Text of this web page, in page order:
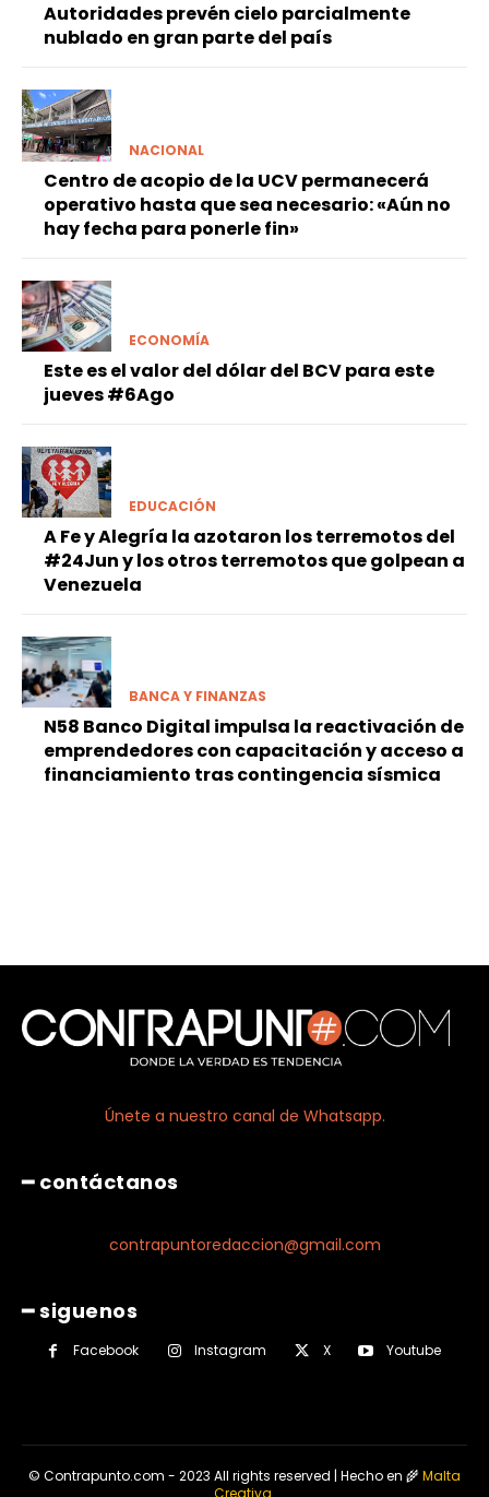
Autoridades prevén cielo parcialmente
nublado en gran parte del país
NACIONAL
Centro de acopio de la UCV permanecerá
operativo hasta que sea necesario: «Aún no
hay fecha para ponerle fin»
ECONOMÍA
Este es el valor del dólar del BCV para este
jueves #6Ago
EDUCACIÓN
A Fe y Alegría la azotaron los terremotos del
#24Jun y los otros terremotos que golpean a
Venezuela
BANCA Y FINANZAS
N58 Banco Digital impulsa la reactivación de
emprendedores con capacitación y acceso a
financiamiento tras contingencia sísmica
Únete a nuestro canal de Whatsapp.
━ contáctanos
contrapuntoredaccion@gmail.com
━ siguenos
Facebook Instagram X Youtube
© Contrapunto.com - 2023 All rights reserved | Hecho en 🌾Malta
Creativa